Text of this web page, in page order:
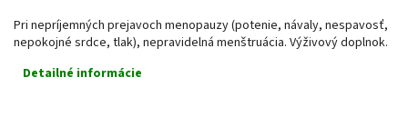
Pri nepríjemných prejavoch menopauzy (potenie, návaly, nespavosť,
nepokojné srdce, tlak), nepravidelná menštruácia. Výživový doplnok.
Detailné informácie